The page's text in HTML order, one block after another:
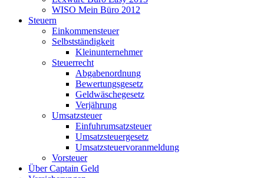
WISO Mein Büro 2012
Steuern
Einkommensteuer
Selbstständigkeit
Kleinunternehmer
Steuerrecht
Abgabenordnung
Bewertungsgesetz
Geldwäschegesetz
Verjährung
Umsatzsteuer
Einfuhrumsatzsteuer
Umsatzsteuergesetz
Umsatzsteuervoranmeldung
Vorsteuer
Über Captain Geld